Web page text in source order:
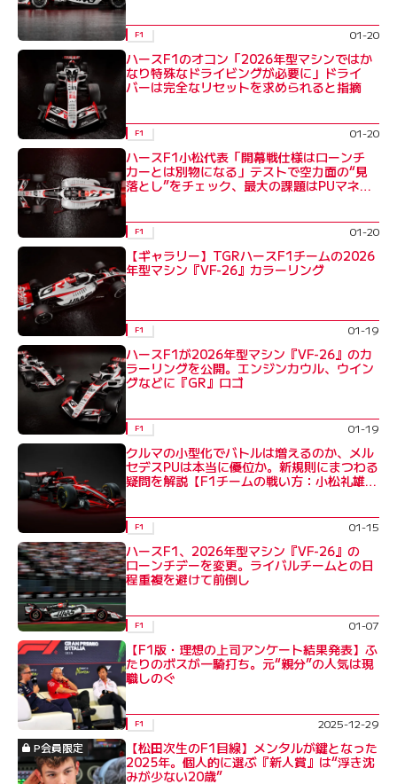
F1 01-20
ハースF1のオコン「2026年型マシンではか
なり特殊なドライビングが必要に」ドライ
バーは完全なリセットを求められると指摘
F1 01-20
ハースF1小松代表「開幕戦仕様はローンチ
カーとは別物になる」テストで空力面の“見
落とし”をチェック、最大の課題はPUマネジ
F1 01-20
【ギャラリー】TGRハースF1チームの2026
年型マシン『VF-26』カラーリング
F1 01-19
ハースF1が2026年型マシン『VF-26』のカ
ラーリングを公開。エンジンカウル、ウイン
グなどに『GR』ロゴ
F1 01-19
クルマの小型化でバトルは増えるのか、メル
セデスPUは本当に優位か。新規則にまつわる
疑問を解説【F1チームの戦い方：小松礼雄コ
F1 01-15
ハースF1、2026年型マシン『VF-26』の
ローンチデーを変更。ライバルチームとの日
程重複を避けて前倒し
F1 01-07
【F1版・理想の上司アンケート結果発表】ふ
たりのボスが一騎打ち。元“親分”の人気は現
職しのぐ
F1
2025-12-29
P会員限定
【松田次生のF1目線】メンタルが鍵となった
2025年。個人的に選ぶ『新人賞』は“浮き沈
みが少ない20歳”